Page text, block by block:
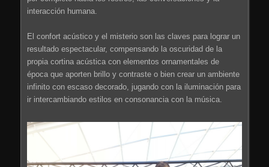
interacción humana.
El confort acústico y el misterio son las claves para lograr un
resultado espectacular, compensando la oscuridad de la
propia cortina acústica con elementos ornamentales de
época que aporten brillo y contraste o bien crear un ambiente
infinito con escaso decorado, jugando con la iluminación para
ir intercambiando estilos en consonancia con la música.